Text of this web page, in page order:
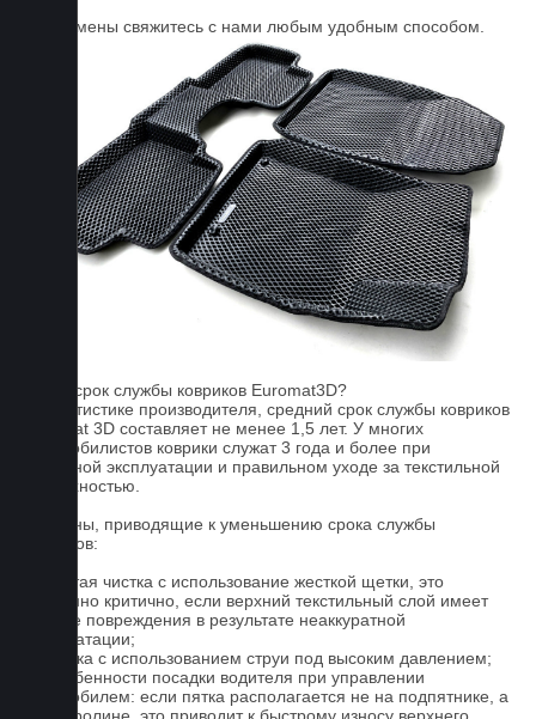
Для замены свяжитесь с нами любым удобным способом.
Какой срок службы ковриков Euromat3D?
По статистике производителя, средний срок службы ковриков
Euromat 3D составляет не менее 1,5 лет. У многих
автомобилистов коврики служат 3 года и более при
бережной эксплуатации и правильном уходе за текстильной
поверхностью.
Причины, приводящие к уменьшению срока службы
ковриков:
1. Частая чистка с использование жесткой щетки, это
особенно критично, если верхний текстильный слой имеет
мелкие повреждения в результате неаккуратной
эксплуатации;
2. Мойка с использованием струи под высоким давлением;
3. Особенности посадки водителя при управлении
автомобилем: если пятка располагается не на подпятнике, а